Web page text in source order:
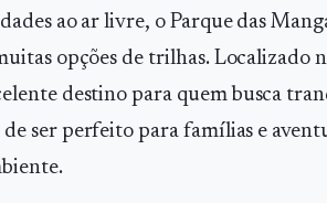
ao ar livre, o Parque das
opções de trilhas. Localizado
destino para quem busca
ser perfeito para famílias e